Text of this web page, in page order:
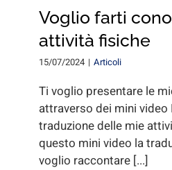
Voglio farti
attività fisiche
15/07/2024 | Articoli
Ti voglio presentare le
attraverso dei mini video
traduzione delle mie
questo mini video la
voglio raccontare [...]